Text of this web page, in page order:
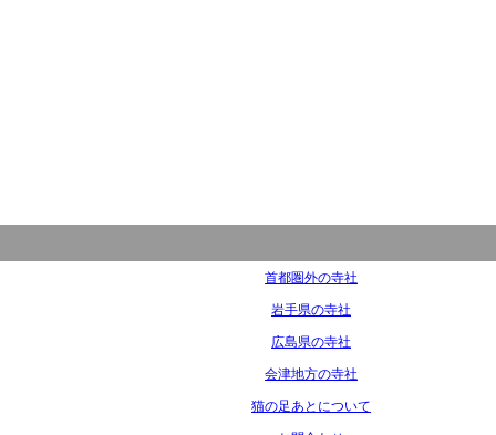
首都圏外の寺社
岩手県の寺社
広島県の寺社
会津地方の寺社
猫の足あとについて